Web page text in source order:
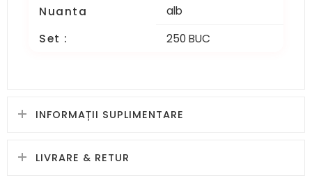
Nuanta
alb
Set :
250 BUC
INFORMAȚII SUPLIMENTARE
LIVRARE & RETUR